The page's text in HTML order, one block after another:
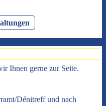
Ihnen gerne zur Seite.
Dénitreff und nach